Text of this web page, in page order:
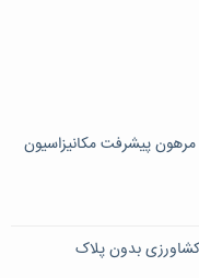
مرهون پیشرفت مکانیزاسیون
بدون پلاک